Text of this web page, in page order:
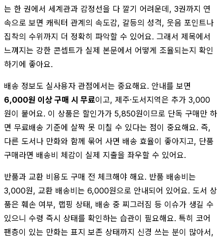
는 한 권에서 세계관과 감정선을 다 깔기 어려운데, 3권까지 연
속으로 보면 캐릭터 관계의 속도감, 갈등의 성격, 웃음 포인트나
집착의 수위까지 더 정확히 파악할 수 있어요. 그래서 제목에서
느껴지는 강한 콘셉트가 실제 본문에서 어떻게 조율되는지 확인
하기에 좋아요.
배송 정보도 실사용자 관점에서는 중요해요. 안내를 보면
6,000원 이상 구매 시 무료이고, 제주·도서지역은 추가 3,000
원이 붙어요. 이 상품은 할인가가 5,850원이므로 단독 구매만 하
면 무료배송 기준에 살짝 못 미칠 수 있다는 점이 중요해요. 즉,
다른 도서나 만화와 함께 묶어 사면 배송 효율이 좋아지고, 단품
구매라면 배송비 체감이 실제 지출을 좌우할 수 있어요.
반품과 교환 비용도 구매 전 체크해야 해요. 반품 배송비는
3,000원, 교환 배송비는 6,000원으로 안내되어 있어요. 도서 상
품은 훼손 여부, 랩핑 상태, 배송 중 찌그러짐 등 이슈가 생길 수
있으니 수령 즉시 상태를 확인하는 습관이 필요해요. 특히 코어
팬층이 있는 만화는 표지 보존 상태까지 신경 쓰는 분이 많아서,